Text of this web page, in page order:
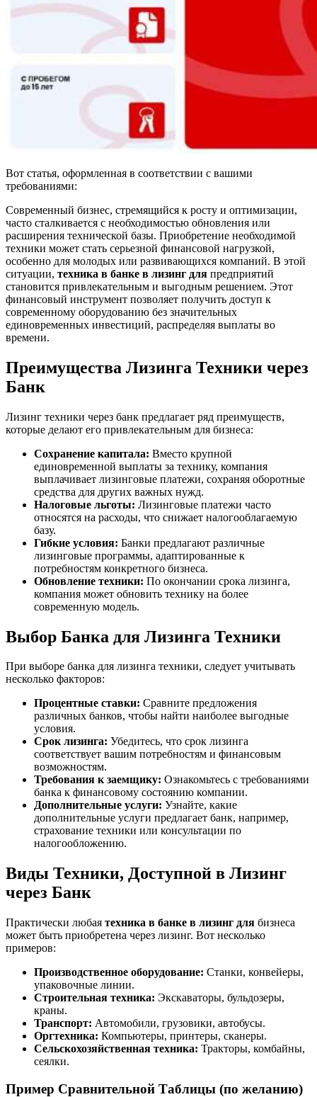
Вот статья, оформленная в соответствии с вашими
требованиями:
Современный бизнес, стремящийся к росту и оптимизации,
часто сталкивается с необходимостью обновления или
расширения технической базы. Приобретение необходимой
техники может стать серьезной финансовой нагрузкой,
особенно для молодых или развивающихся компаний. В этой
ситуации, техника в банке в лизинг для предприятий
становится привлекательным и выгодным решением. Этот
финансовый инструмент позволяет получить доступ к
современному оборудованию без значительных
единовременных инвестиций, распределяя выплаты во
времени.
Преимущества Лизинга Техники через
Банк
Лизинг техники через банк предлагает ряд преимуществ,
которые делают его привлекательным для бизнеса:
Сохранение капитала: Вместо крупной
единовременной выплаты за технику, компания
выплачивает лизинговые платежи, сохраняя оборотные
средства для других важных нужд.
Налоговые льготы: Лизинговые платежи часто
относятся на расходы, что снижает налогооблагаемую
базу.
Гибкие условия: Банки предлагают различные
лизинговые программы, адаптированные к
потребностям конкретного бизнеса.
Обновление техники: По окончании срока лизинга,
компания может обновить технику на более
современную модель.
Выбор Банка для Лизинга Техники
При выборе банка для лизинга техники, следует учитывать
несколько факторов:
Процентные ставки: Сравните предложения
различных банков, чтобы найти наиболее выгодные
условия.
Срок лизинга: Убедитесь, что срок лизинга
соответствует вашим потребностям и финансовым
возможностям.
Требования к заемщику: Ознакомьтесь с требованиями
банка к финансовому состоянию компании.
Дополнительные услуги: Узнайте, какие
дополнительные услуги предлагает банк, например,
страхование техники или консультации по
налогообложению.
Виды Техники, Доступной в Лизинг
через Банк
Практически любая техника в банке в лизинг для бизнеса
может быть приобретена через лизинг. Вот несколько
примеров:
Производственное оборудование: Станки, конвейеры,
упаковочные линии.
Строительная техника: Экскаваторы, бульдозеры,
краны.
Транспорт: Автомобили, грузовики, автобусы.
Оргтехника: Компьютеры, принтеры, сканеры.
Сельскохозяйственная техника: Тракторы, комбайны,
сеялки.
Пример Сравнительной Таблицы (по желанию)